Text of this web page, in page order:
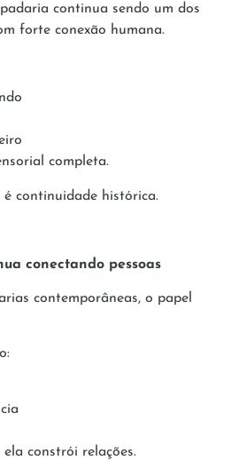
continua sendo um dos
forte conexão humana.
completa.
continuidade histórica.
conectando pessoas
contemporâneas, o papel
constrói relações.